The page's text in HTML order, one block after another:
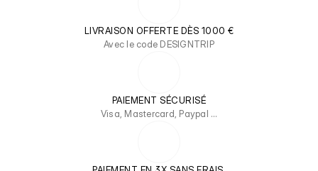
LIVRAISON OFFERTE DÈS 1000 €
Avec le code DESIGNTRIP
PAIEMENT SÉCURISÉ
Visa, Mastercard, Paypal …